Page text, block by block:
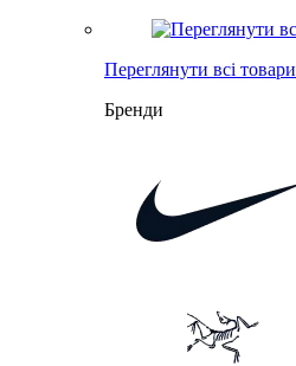
Переглянути всі товари
Бренди